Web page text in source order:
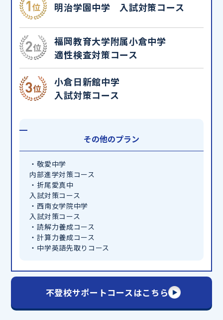
明治学園中学 入試対策コース
福岡教育大学附属小倉中学
適性検査対策コース
小倉日新館中学
入試対策コース
その他のプラン
・敬愛中学
内部進学対策コース
・折尾愛真中
入試対策コース
・西南女学院中学
入試対策コース
・読解力養成コース
・計算力養成コース
・中学英語先取りコース
不登校サポートコースはこちら